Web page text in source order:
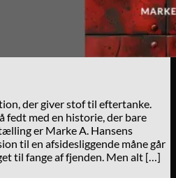
der giver stof til eftertanke.
fedt med en historie, der bare
er Marke A. Hansens
til en afsidesliggende måne går
til fange af fjenden. Men alt […]